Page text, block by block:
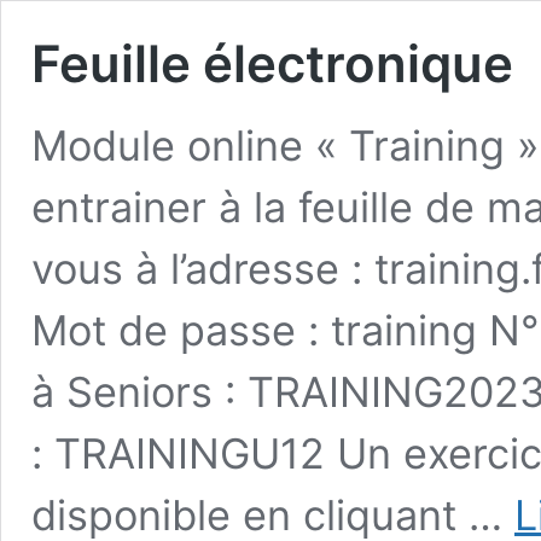
Feuille électronique
Module online « Training
entrainer à la feuille de
vous à l’adresse :
Mot de passe : training
à Seniors :
: TRAININGU12 Un
disponible en cliquant …